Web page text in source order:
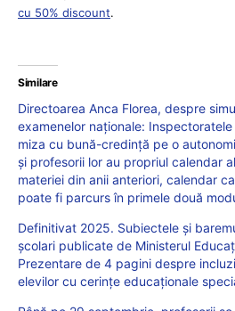
cu 50% discount.
Similare
Directoarea Anca Florea, despre
examenelor naționale:
miza cu bună-credință pe o
și profesorii lor au propriul calendar
materiei din anii anteriori, calendar
poate fi parcurs în primele două
Definitivat 2025. Subiectele și
școlari publicate de Ministerul
Prezentare de 4 pagini despre
elevilor cu cerințe educaționale